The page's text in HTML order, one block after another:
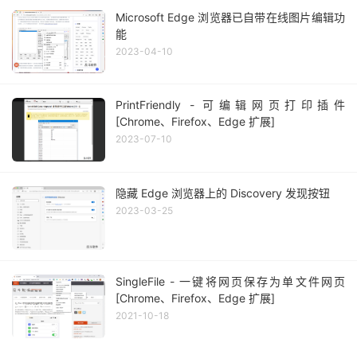
Microsoft Edge 浏览器已自带在线图片编辑功
能
2023-04-10
PrintFriendly - 可编辑网页打印插件
[Chrome、Firefox、Edge 扩展]
2023-07-10
隐藏 Edge 浏览器上的 Discovery 发现按钮
2023-03-25
SingleFile - 一键将网页保存为单文件网页
[Chrome、Firefox、Edge 扩展]
2021-10-18